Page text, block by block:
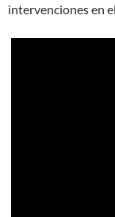
intervenciones en